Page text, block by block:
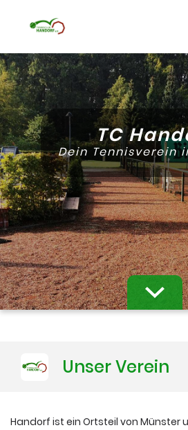
Startseite
Aktuelles
Termine
Unser
Jugend
Galerie
TC
Dein Tennisverein
Unser Verein
Handorf ist ein Ortsteil von Münster